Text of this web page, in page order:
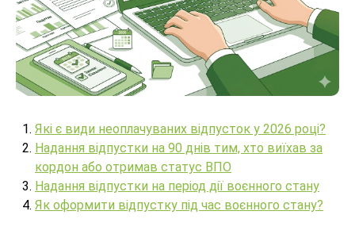
Які є види неоплачуваних відпусток у 2026 році?
Надання відпустки на 90 днів тим, хто виїхав за
кордон або отримав статус ВПО
Надання відпустки на період дії воєнного стану
Як оформити відпустку під час воєнного стану?